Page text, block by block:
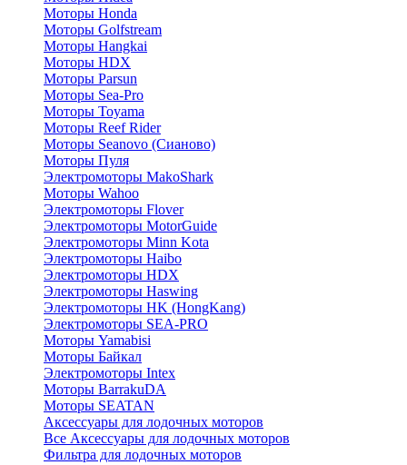
Моторы Honda
Моторы Golfstream
Моторы Hangkai
Моторы HDX
Моторы Parsun
Моторы Sea-Pro
Моторы Toyama
Моторы Reef Rider
Моторы Seanovo (Сианово)
Моторы Пуля
Электромоторы MakoShark
Моторы Wahoo
Электромоторы Flover
Электромоторы MotorGuide
Электромоторы Minn Kota
Электромоторы Haibo
Электромоторы HDX
Электромоторы Haswing
Электромоторы HK (HongKang)
Электромоторы SEA-PRO
Моторы Yamabisi
Моторы Байкал
Электромоторы Intex
Моторы BarrakuDA
Моторы SEATAN
Аксессуары для лодочных моторов
Все Аксессуары для лодочных моторов
Фильтра для лодочных моторов